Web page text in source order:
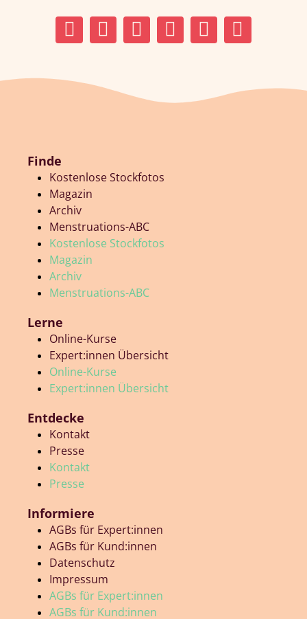
Finde
Kostenlose Stockfotos
Magazin
Archiv
Menstruations-ABC
Kostenlose Stockfotos
Magazin
Archiv
Menstruations-ABC
Lerne
Online-Kurse
Expert:innen Übersicht
Online-Kurse
Expert:innen Übersicht
Entdecke
Kontakt
Presse
Kontakt
Presse
Informiere
AGBs für Expert:innen
AGBs für Kund:innen
Datenschutz
Impressum
AGBs für Expert:innen
AGBs für Kund:innen